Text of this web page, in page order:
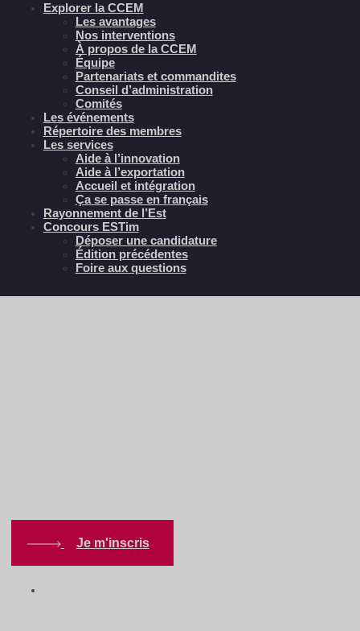
Explorer la CCEM
Les avantages
Nos interventions
À propos de la CCEM
Équipe
Partenariats et commandites
Conseil d’administration
Comités
Les événements
Répertoire des membres
Les services
Aide à l’innovation
Aide à l’exportation
Accueil et intégration
Ça se passe en français
Rayonnement de l’Est
Concours ESTim
Déposer une candidature
Édition précédentes
Foire aux questions
Je m'inscris